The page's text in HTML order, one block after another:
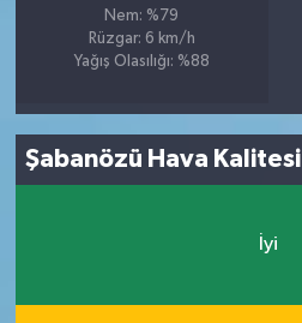
Nem: %79
Rüzgar: 6 km/h
Yağış Olasılığı: %88
Şabanözü Hava Kalitesi
İyi